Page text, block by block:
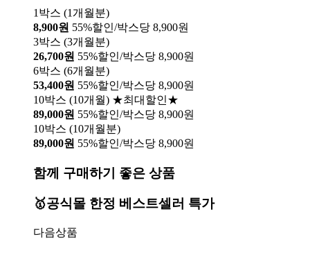
1박스 (1개월분)
8,900원 55%할인/박스당 8,900원
3박스 (3개월분)
26,700원 55%할인/박스당 8,900원
6박스 (6개월분)
53,400원 55%할인/박스당 8,900원
10박스 (10개월) ★최대할인★
89,000원 55%할인/박스당 8,900원
10박스 (10개월분)
89,000원 55%할인/박스당 8,900원
함께 구매하기 좋은 상품
🥇공식몰 한정 베스트셀러 특가
다음상품